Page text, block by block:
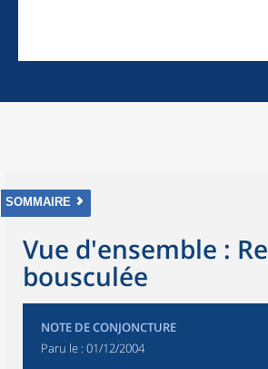
SOMMAIRE
Vue d'ensemble :
bousculée
NOTE DE CONJONCTURE
Paru le : 01/12/2004